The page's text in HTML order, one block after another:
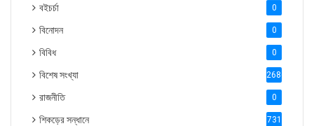
বইচর্চা 0
বিনোদন 0
বিবিধ 0
বিশেষ সংখ্যা 2686
রাজনীতি 0
শিকড়ের সন্ধানে 731